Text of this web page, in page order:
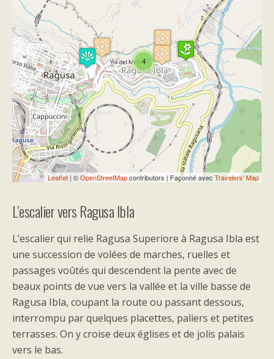
Travelers' Map is loading...
If you see this after your page is
loaded completely, leafletJS files are
missing.
4
Leaflet | ©OpenStreetMapcontributors | Façonné avec Travelers' Map
L’escalier vers Ragusa Ibla
L’escalier qui relie Ragusa Superiore à Ragusa Ibla est
une succession de volées de marches, ruelles et
passages voûtés qui descendent la pente avec de
beaux points de vue vers la vallée et la ville basse de
Ragusa Ibla, coupant la route ou passant dessous,
interrompu par quelques placettes, paliers et petites
terrasses. On y croise deux églises et de jolis palais
vers le bas.